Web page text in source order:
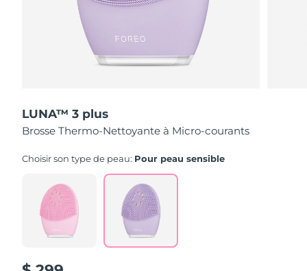
LUNA™ 3 plus
Brosse Thermo-Nettoyante à Micro-courants
Choisir son type de peau: Pour peau sensible